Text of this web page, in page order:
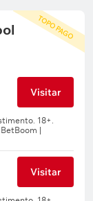
TOPO PAGO
Visitar
Visitar